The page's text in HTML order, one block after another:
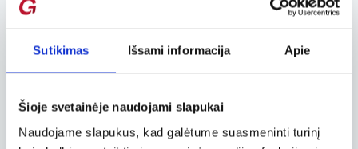
Sutikimas Išsami informacija Apie
Šioje svetainėje naudojami slapukai
Naudojame slapukus, kad galėtume suasmeninti turinį
Šis miestas yra piečiausias šalyje ir kiekvieną
svečiams bei vietiniams. Nuostabiausias turgus
drabužiai, kosmetika, vaisiai, daržovės ir be
galo draugiški asuaniečiai, kurie nusiteikę ne
tik perpus sumažinti kainą, bet ir pasiūlyti